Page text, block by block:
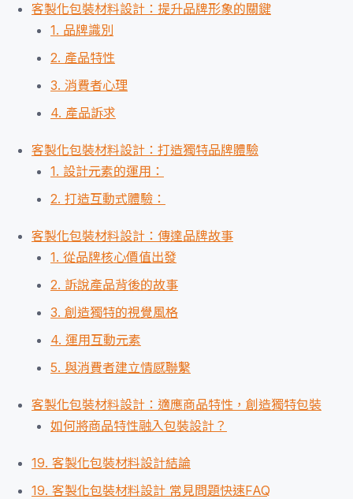
客製化包裝材料設計：提升品牌形象的關鍵
1. 品牌識別
2. 產品特性
3. 消費者心理
4. 產品訴求
客製化包裝材料設計：打造獨特品牌體驗
1. 設計元素的運用：
2. 打造互動式體驗：
客製化包裝材料設計：傳達品牌故事
1. 從品牌核心價值出發
2. 訴說產品背後的故事
3. 創造獨特的視覺風格
4. 運用互動元素
5. 與消費者建立情感聯繫
客製化包裝材料設計：適應商品特性，創造獨特包裝
如何將商品特性融入包裝設計？
19. 客製化包裝材料設計結論
19. 客製化包裝材料設計 常見問題快速FAQ